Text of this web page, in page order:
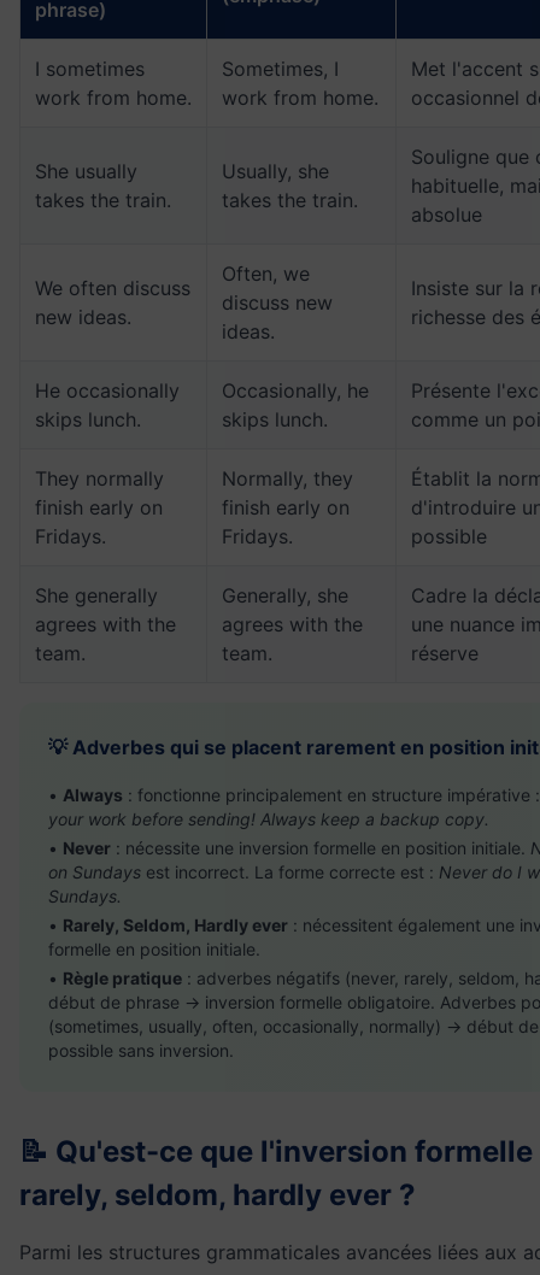
phrase)
I sometimes
work from home.
Sometimes, I
work from home.
Met l'accent
occasionnel
She usually
takes the train.
Usually, she
takes the train.
Souligne que
habituelle,
absolue
We often discuss
new ideas.
Often, we
discuss new
ideas.
Insiste sur la
richesse des
He occasionally
skips lunch.
Occasionally, he
skips lunch.
Présente
comme un
They normally
finish early on
Fridays.
Normally, they
finish early on
Fridays.
Établit la
d'introduire
possible
She generally
agrees with the
team.
Generally, she
agrees with the
team.
Cadre la
une nuance
réserve
💡 Adverbes qui se placent rarement en position
• Always : fonctionne principalement en structure impérative
your work before sending! Always keep a backup copy.
• Never : nécessite une inversion formelle en position initiale.
on Sundays est incorrect. La forme correcte est : Never do I
Sundays.
• Rarely, Seldom, Hardly ever : nécessitent également une
formelle en position initiale.
• Règle pratique : adverbes négatifs (never, rarely, seldom,
début de phrase → inversion formelle obligatoire. Adverbes
(sometimes, usually, often, occasionally, normally) → début
possible sans inversion.
📝 Qu'est-ce que l'inversion formelle
rarely, seldom, hardly ever ?
Parmi les structures grammaticales avancées liées aux